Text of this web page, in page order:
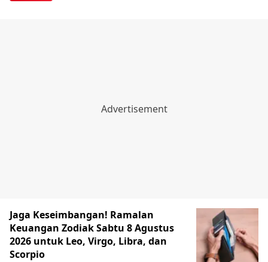
Jaga Keseimbangan! Ramalan
Keuangan Zodiak Sabtu 8 Agustus
2026 untuk Leo, Virgo, Libra, dan
Scorpio